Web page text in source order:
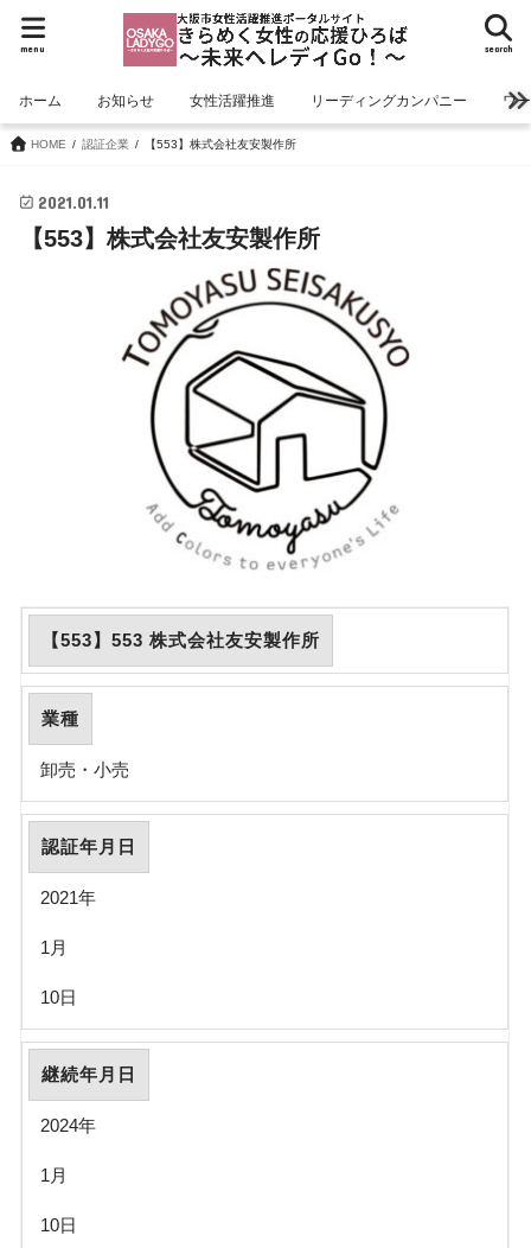
search
menu
ホーム お知らせ 女性活躍推進 リーディングカンパニー ワ
HOME 認証企業 【553】株式会社友安製作所
2021.01.11
【553】株式会社友安製作所
【553】553 株式会社友安製作所
業種
卸売・小売
認証年月日
2021年
1月
10日
継続年月日
2024年
1月
10日